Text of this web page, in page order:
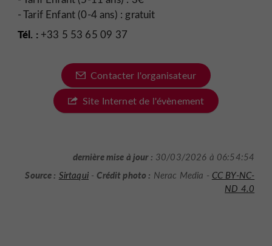
- Tarif Enfant (0-4 ans) : gratuit
Tél. :+33 5 53 65 09 37
Contacter l'organisateur
Site Internet de l'évènement
dernière mise à jour : 30/03/2026 à 06:54:54
Source : Sirtaqui-Crédit photo : Nerac Media - CC BY-NC-
ND 4.0